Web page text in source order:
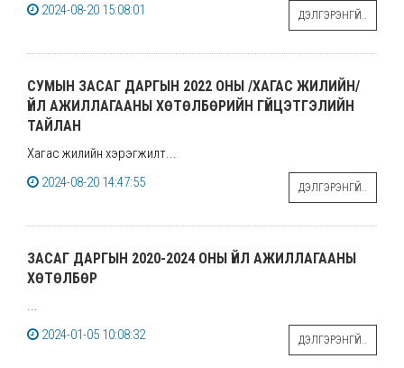
2024-08-20 15:08:01
ДЭЛГЭРЭНГҮЙ..
СУМЫН ЗАСАГ ДАРГЫН 2022 ОНЫ /ХАГАС ЖИЛИЙН/
ҮЙЛ АЖИЛЛАГААНЫ ХӨТӨЛБӨРИЙН ГҮЙЦЭТГЭЛИЙН
ТАЙЛАН
Хагас жилийн хэрэгжилт...
2024-08-20 14:47:55
ДЭЛГЭРЭНГҮЙ..
ЗАСАГ ДАРГЫН 2020-2024 ОНЫ ҮЙЛ АЖИЛЛАГААНЫ
ХӨТӨЛБӨР
...
2024-01-05 10:08:32
ДЭЛГЭРЭНГҮЙ..